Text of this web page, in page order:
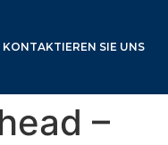
KONTAKTIEREN SIE UNS
–